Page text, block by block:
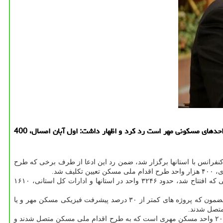
به گزارش ارتباط با مشتری معاون مسكن و ساختمان این ادعا را كه واحدهای مسكونی افتتاح شده در اول آبان 99 با حضور رئیس جمهور باقیمانده واحدهای مسكونی مهر است رد كرد و اظهار داشت: اول آبان امسال، 400
با استانها برگزار شد، ضمن رد این ادعا از طرف برخی که طرح
محمودزاده ادعای مطرح شده با این مضمون را که واحدهای مسکن ملی همان مسکن مهر است را رد کرد و اظهار داشت: از ۱۱۵۶۰ واحد مسکن ملی که افتتاح شد، حدود ۳۲۴۶ واحد در استانها و ادارات کل استانی، ۱۶۱۰
محمودزاده تصریح کرد: دو مصوبه در سال های ۹۴ و ۹۶ یکی از طرف هیات دولت و دیگری از طرف شورای عالی مسکن مصوب و ابلاغ گردید با این مضمون که پروژه های کمتر از ۳۰ درصد پیشرفت فیزیکی مسکن مهر و یا
متصل شدند.
معاون وزیر راه و شهرسازی اعلام نمود: از ۱۱۵۶۰ واحد افتتاح شده مسکن ملی که اول آبان با حضور رئیس جمهور افتتاح و بهره برداری شد کمتر از ۲۰۰۰ واحد مسکن مهری است که به طرح اقدام ملی مسکن متصل شدند و